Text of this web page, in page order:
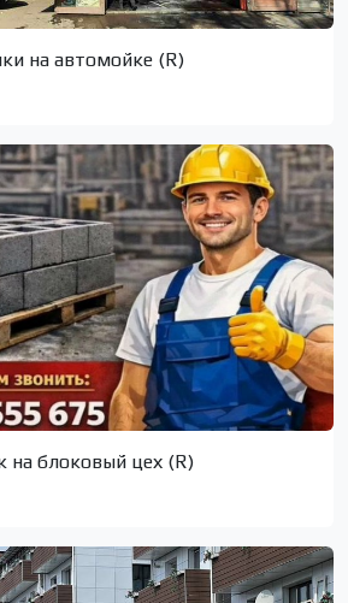
на автомойке (R)
на блоковый цех (R)